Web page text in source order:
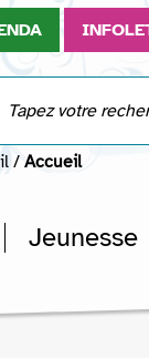
/ Accueil
Jeunesse